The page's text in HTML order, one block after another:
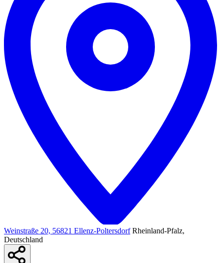
Weinstraße 20, 56821 Ellenz-Poltersdorf Rheinland-Pfalz,
Deutschland